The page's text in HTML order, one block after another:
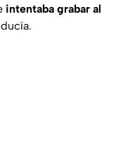
intentaba grabar al